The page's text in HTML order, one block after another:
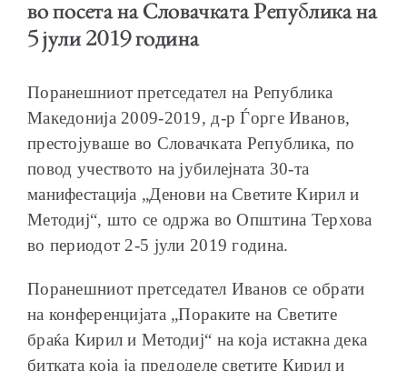
ОБРАЌАЊА
ШКОЛА ЗА МЛАДИ ЛИДЕРИ
ПРМ 2009-2019
во посета на Словачката Република на
5 јули 2019 година
Поранешниот претседател на Република
Македонија 2009-2019, д-р Ѓорге Иванов,
престојуваше во Словачката Република, по
повод учеството на јубилејната 30-та
манифестација „Денови на Светите Кирил и
Методиј“, што се одржа во Општина Терхова
во периодот 2-5 јули 2019 година.
Поранешниот претседател Иванов се обрати
на конференцијата „Пораките на Светите
браќа Кирил и Методиј“ на која истакна дека
битката која ја предоделе светите Кирил и